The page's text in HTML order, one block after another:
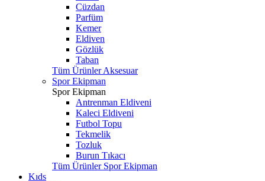
Cüzdan
Parfüm
Kemer
Eldiven
Gözlük
Taban
Tüm Ürünler Aksesuar
Spor Ekipman
Spor Ekipman
Antrenman Eldiveni
Kaleci Eldiveni
Futbol Topu
Tekmelik
Tozluk
Burun Tıkacı
Tüm Ürünler Spor Ekipman
Kıds